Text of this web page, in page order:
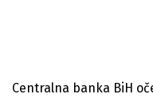
Centralna banka BiH